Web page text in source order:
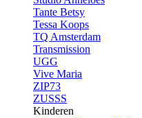
Tante Betsy
Tessa Koops
TQ Amsterdam
Transmission
UGG
Vive Maria
ZIP73
ZUSSS
Kinderen